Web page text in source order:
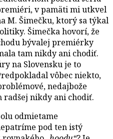
v pamäti mi utkvel
M. Šimečku, ktorý sa týkal
Šimečka hovorí, že
bývalej premiérky
tam nikdy ani chodiť.
na Slovensku je to
vôbec niekto,
nedajbože
radšej nikdy ani chodiť.
odmietame
pod ten istý